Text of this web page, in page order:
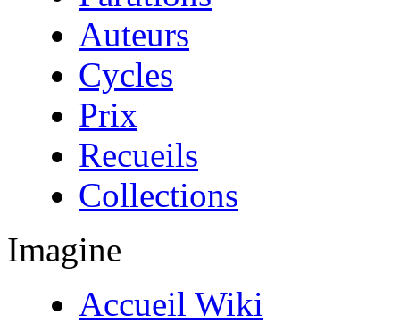
Auteurs
Cycles
Prix
Recueils
Collections
Imagine
Accueil Wiki